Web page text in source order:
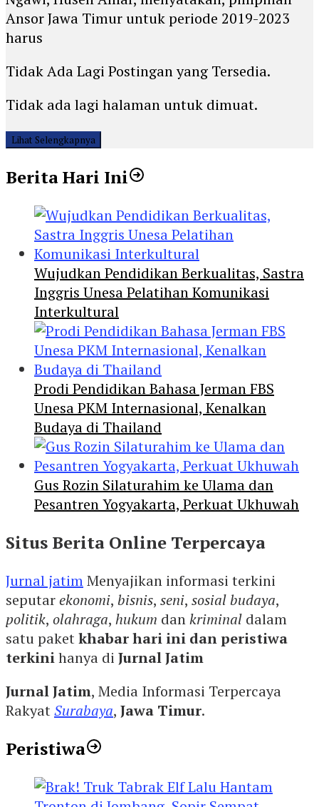
Ansor Jawa Timur untuk periode 2019-2023
harus
Tidak Ada Lagi Postingan yang Tersedia.
Tidak ada lagi halaman untuk dimuat.
Lihat Selengkapnya
Berita Hari Ini
Wujudkan Pendidikan Berkualitas, Sastra
Inggris Unesa Pelatihan Komunikasi
Interkultural
Prodi Pendidikan Bahasa Jerman FBS
Unesa PKM Internasional, Kenalkan
Budaya di Thailand
Gus Rozin Silaturahim ke Ulama dan
Pesantren Yogyakarta, Perkuat Ukhuwah
Situs Berita Online Terpercaya
Jurnal jatimMenyajikan informasi terkini
seputarekonomi, bisnis, seni, sosial budaya,
politik, olahraga, hukum dankriminal dalam
satu paketkhabar hari ini dan peristiwa
terkinihanya di Jurnal Jatim
Jurnal Jatim, Media Informasi Terpercaya
RakyatSurabaya, Jawa Timur.
Peristiwa